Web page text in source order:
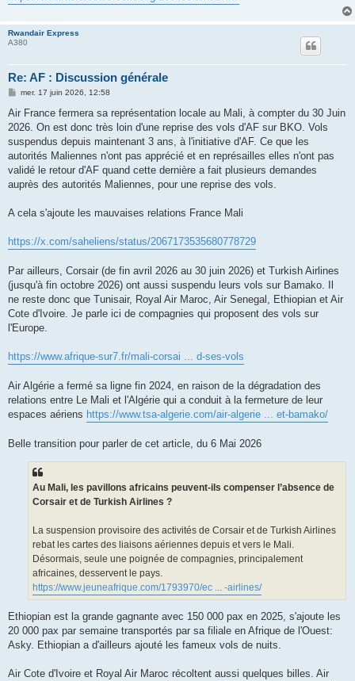
e
Rwandair Express
A380
Re: AF : Discussion générale
M
s
a
g
mer. 17 juin 2026, 12:58
Air France fermera sa représentation locale au Mali, à compter du 30 Juin
2026. On est donc très loin d'une reprise des vols d'AF sur BKO. Vols
suspendus depuis maintenant 3 ans, à l'initiative d'AF. Ce que les
autorités Maliennes n'ont pas apprécié et en représailles elles n'ont pas
validé le retour d'AF quand cette dernière a fait plusieurs demandes
auprès des autorités Maliennes, pour une reprise des vols.
A cela s'ajoute les mauvaises relations France Mali
https://x.com/saheliens/status/2067173535680778729
Par ailleurs, Corsair (de fin avril 2026 au 30 juin 2026) et Turkish Airlines
(jusqu'à fin octobre 2026) ont aussi suspendu leurs vols sur Bamako. Il
ne reste donc que Tunisair, Royal Air Maroc, Air Senegal, Ethiopian et Air
Cote d'Ivoire. Je parle ici de compagnies qui proposent des vols sur
l'Europe.
https://www.afrique-sur7.fr/mali-corsai ... d-ses-vols
Air Algérie a fermé sa ligne fin 2024, en raison de la dégradation des
relations entre Le Mali et l'Algérie qui a conduit à la fermeture de leur
espaces aériens https://www.tsa-algerie.com/air-algerie ... et-bamako/
Belle transition pour parler de cet article, du 6 Mai 2026
Au Mali, les pavillons africains peuvent-ils compenser l’absence de
Corsair et de Turkish Airlines ?
La suspension provisoire des activités de Corsair et de Turkish Airlines
rebat les cartes des liaisons aériennes depuis et vers le Mali.
Désormais, seule une poignée de compagnies, principalement
africaines, desservent le pays.
https://www.jeuneafrique.com/1793970/ec ... -airlines/
Ethiopian est la grande gagnante avec 150 000 pax en 2025, s'ajoute les
20 000 pax par semaine transportés par sa filiale en Afrique de l'Ouest:
Asky. Ethiopian a d'ailleurs ajouté les fameux vols de nuits.
Air Cote d'Ivoire et Royal Air Maroc récoltent aussi quelques billes. Air